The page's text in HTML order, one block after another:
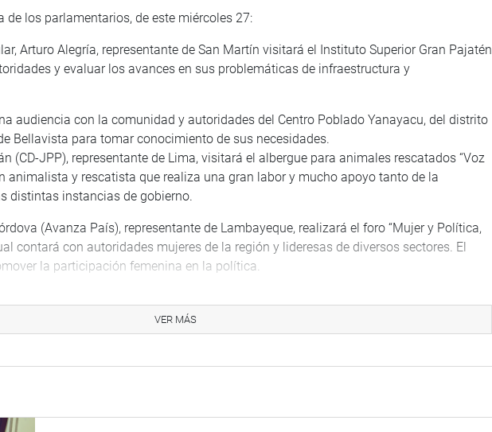
de los parlamentarios, de este miércoles 27:
Arturo Alegría, representante de San Martín visitará el Instituto Superior Gran Pajatén
y evaluar los avances en sus problemáticas de infraestructura y
audiencia con la comunidad y autoridades del Centro Poblado Yanayacu, del distrito
Bellavista para tomar conocimiento de sus necesidades.
(CD-JPP), representante de Lima, visitará el albergue para animales rescatados “Voz
animalista y rescatista que realiza una gran labor y mucho apoyo tanto de la
distintas instancias de gobierno.
(Avanza País), representante de Lambayeque, realizará el foro “Mujer y Política,
contará con autoridades mujeres de la región y lideresas de diversos sectores. El
la participación femenina en la política.
Municipal del valle Sagrado de los Incas y participará en la inauguración e inicio
del puente carrozable entre las comunidades de Palomar y Tiaparo”.
(Avanza País), representante del Callao se traslada, hoy, a la selva para realizar
VER MÁS